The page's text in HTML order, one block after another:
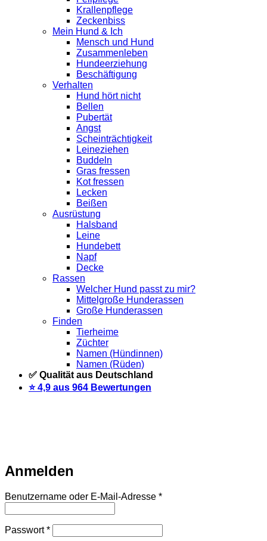
Krallenpflege
Zeckenbiss
Mein Hund & Ich
Mensch und Hund
Zusammenleben
Hundeerziehung
Beschäftigung
Verhalten
Hund hört nicht
Bellen
Pubertät
Angst
Scheinträchtigkeit
Leineziehen
Buddeln
Gras fressen
Kot fressen
Lecken
Beißen
Ausrüstung
Halsband
Leine
Hundebett
Napf
Decke
Rassen
Welcher Hund passt zu mir?
Mittelgroße Hunderassen
Große Hunderassen
Finden
Tierheime
Züchter
Namen (Hündinnen)
Namen (Rüden)
✅ Qualität aus Deutschland
⭐️ 4,9 aus 964 Bewertungen
Anmelden
Benutzername oder E-Mail-Adresse *Erforderlich
Passwort*Erforderlich